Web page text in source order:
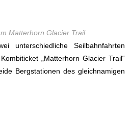
Matterhorn Glacier Trail.
unterschiedliche Seilbahnfahrten
„Matterhorn Glacier Trail“
Bergstationen des gleichnamigen